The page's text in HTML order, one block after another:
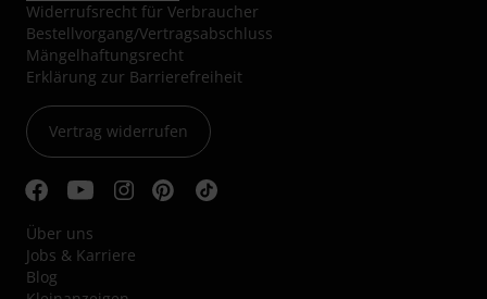
Widerrufsrecht für Verbraucher
Bestellvorgang/Vertragsabschluss
Mängelhaftungsrecht
Erklärung zur Barrierefreiheit
Vertrag widerrufen
Über uns
Jobs & Karriere
Blog